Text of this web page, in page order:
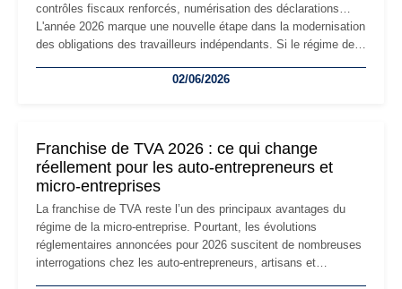
contrôles fiscaux renforcés, numérisation des déclarations…
L'année 2026 marque une nouvelle étape dans la modernisation
des obligations des travailleurs indépendants. Si le régime de
les auto-entrepreneurs devront s'adapter à un environnement
02/06/2026
Franchise de TVA 2026 : ce qui change
réellement pour les auto-entrepreneurs et
micro-entreprises
La franchise de TVA reste l’un des principaux avantages du
régime de la micro-entreprise. Pourtant, les évolutions
réglementaires annoncées pour 2026 suscitent de nombreuses
interrogations chez les auto-entrepreneurs, artisans et